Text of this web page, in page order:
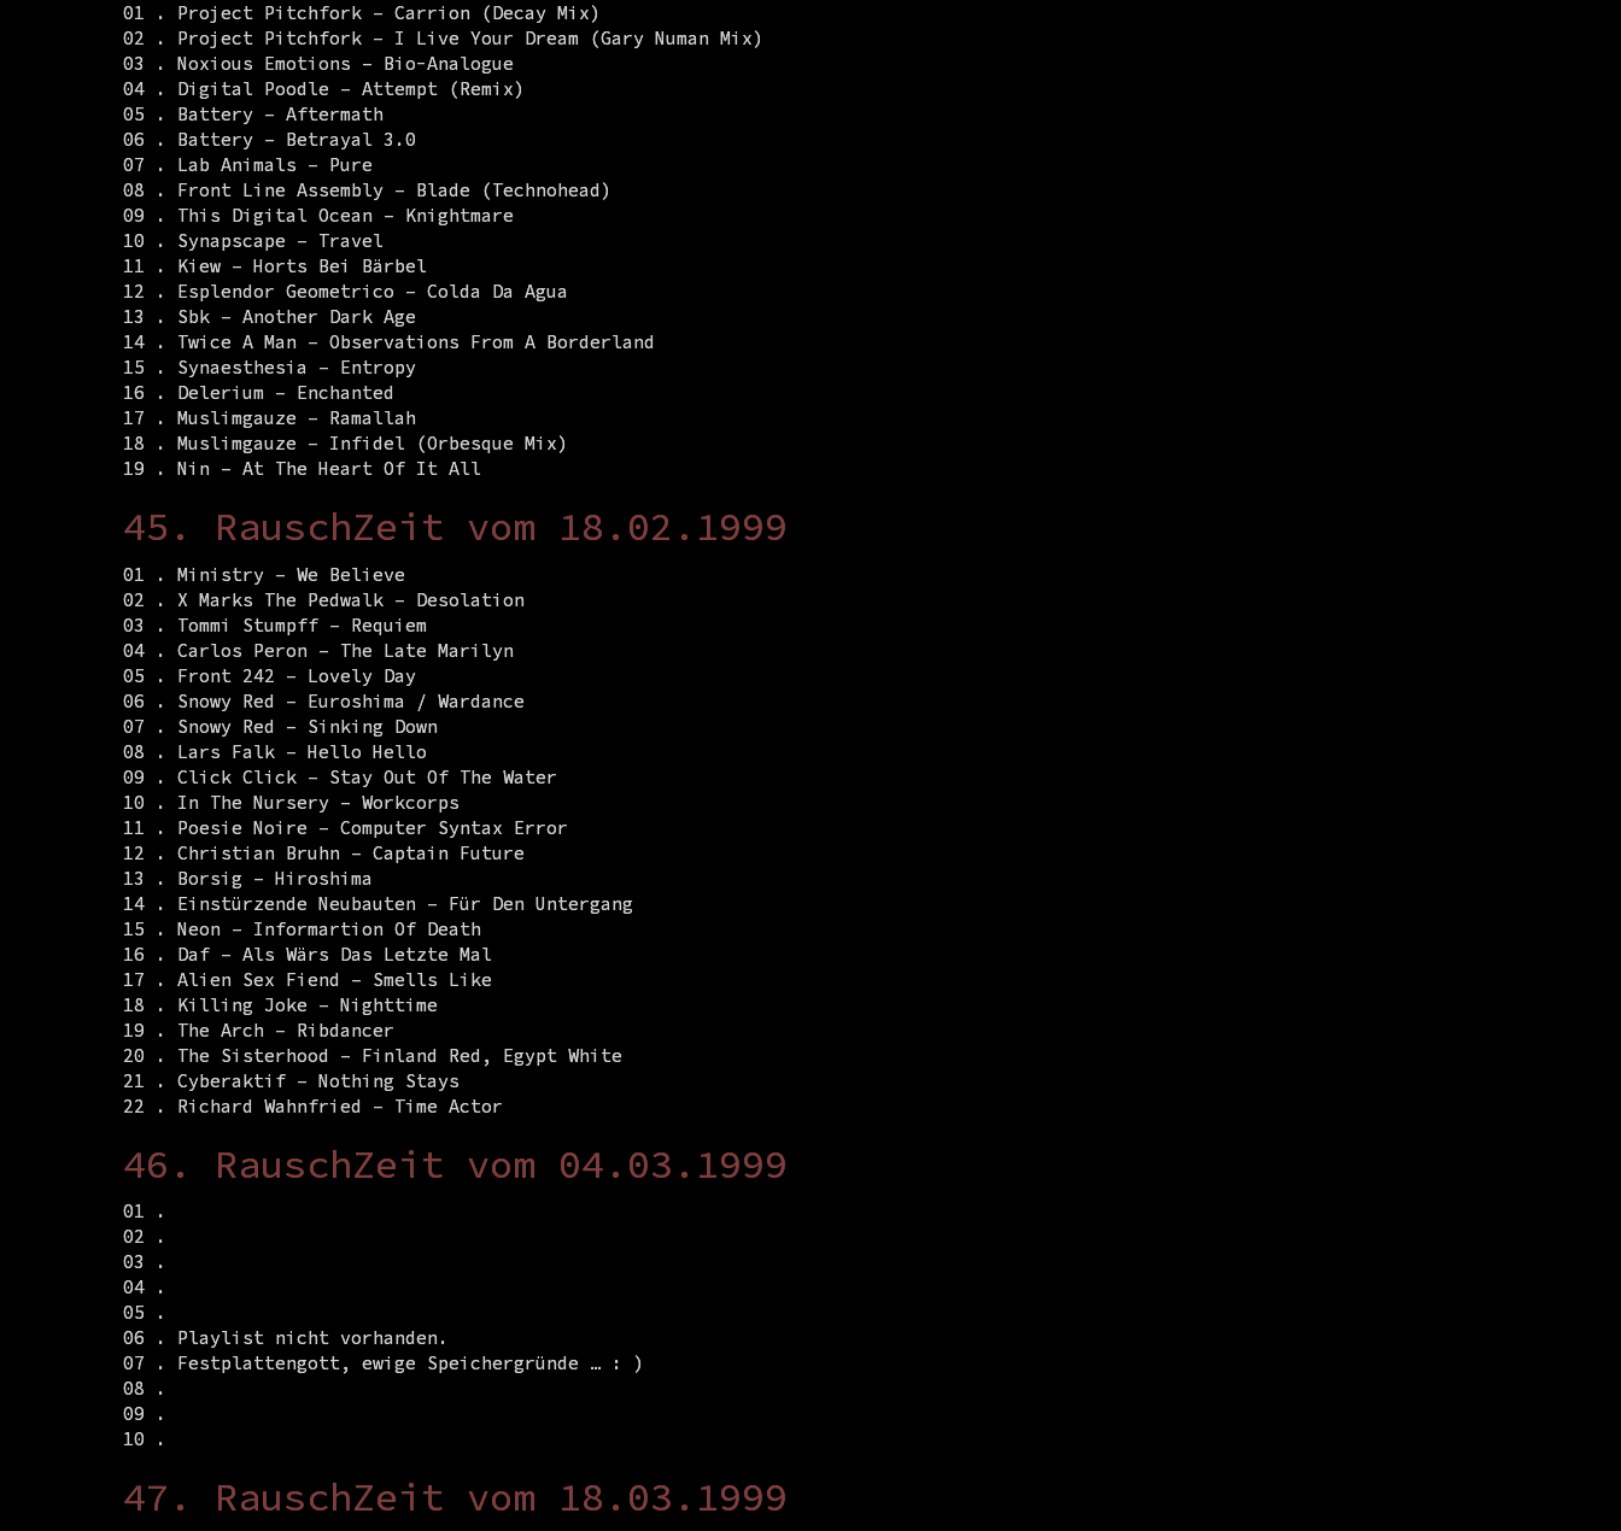
01 . Project Pitchfork – Carrion (Decay Mix)
02 . Project Pitchfork – I Live Your Dream (Gary Numan Mix)
03 . Noxious Emotions – Bio-Analogue
04 . Digital Poodle – Attempt (Remix)
05 . Battery – Aftermath
06 . Battery – Betrayal 3.0
07 . Lab Animals – Pure
08 . Front Line Assembly – Blade (Technohead)
09 . This Digital Ocean – Knightmare
10 . Synapscape – Travel
11 . Kiew – Horts Bei Bärbel
12 . Esplendor Geometrico – Colda Da Agua
13 . Sbk – Another Dark Age
14 . Twice A Man – Observations From A Borderland
15 . Synaesthesia – Entropy
16 . Delerium – Enchanted
17 . Muslimgauze – Ramallah
18 . Muslimgauze – Infidel (Orbesque Mix)
19 . Nin – At The Heart Of It All
45. RauschZeit vom 18.02.1999
01 . Ministry – We Believe
02 . X Marks The Pedwalk – Desolation
03 . Tommi Stumpff – Requiem
04 . Carlos Peron – The Late Marilyn
05 . Front 242 – Lovely Day
06 . Snowy Red – Euroshima / Wardance
07 . Snowy Red – Sinking Down
08 . Lars Falk – Hello Hello
09 . Click Click – Stay Out Of The Water
10 . In The Nursery – Workcorps
11 . Poesie Noire – Computer Syntax Error
12 . Christian Bruhn – Captain Future
13 . Borsig – Hiroshima
14 . Einstürzende Neubauten – Für Den Untergang
15 . Neon – Informartion Of Death
16 . Daf – Als Wärs Das Letzte Mal
17 . Alien Sex Fiend – Smells Like
18 . Killing Joke – Nighttime
19 . The Arch – Ribdancer
20 . The Sisterhood – Finland Red, Egypt White
21 . Cyberaktif – Nothing Stays
22 . Richard Wahnfried – Time Actor
46. RauschZeit vom 04.03.1999
01 .
02 .
03 .
04 .
05 .
06 . Playlist nicht vorhanden.
07 . Festplattengott, ewige Speichergründe … : )
08 .
09 .
10 .
47. RauschZeit vom 18.03.1999